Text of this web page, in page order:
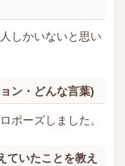
しかいないと思い
ン・どんな言葉)
ポーズしました。
ていたことを教え